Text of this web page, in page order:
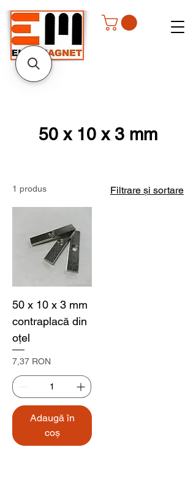
50 x 10 x 3 mm
1 produs Filtrare și sortare
50 x 10 x 3 mm
contraplacă din
oţel
Preț
7,37 RON
Adaugă în
coș